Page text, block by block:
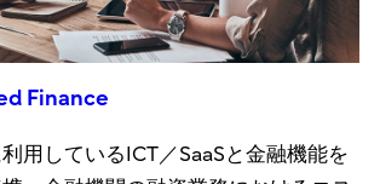
Finance
用しているICT／SaaSと金融機能を